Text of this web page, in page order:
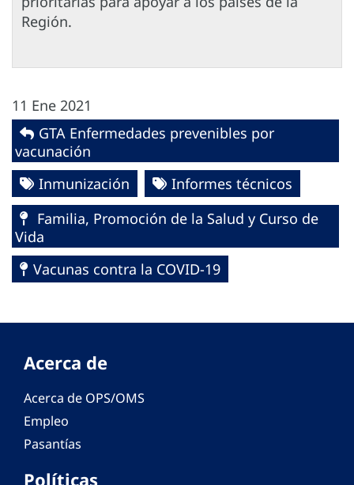
Región.
11 Ene 2021
GTA Enfermedades prevenibles por
vacunación
Inmunización
Informes técnicos
Familia, Promoción de la Salud y Curso de
Vida
Vacunas contra la COVID-19
Acerca de
Acerca de OPS/OMS
Empleo
Pasantías
Políticas